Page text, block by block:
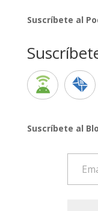
Suscríbete al
Suscríbete al